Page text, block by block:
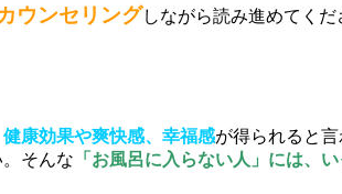
ウンセリングしながら読み進めてくだ
康効果や爽快感、幸福感が得られると
そんな 「お風呂に入らない人」には、